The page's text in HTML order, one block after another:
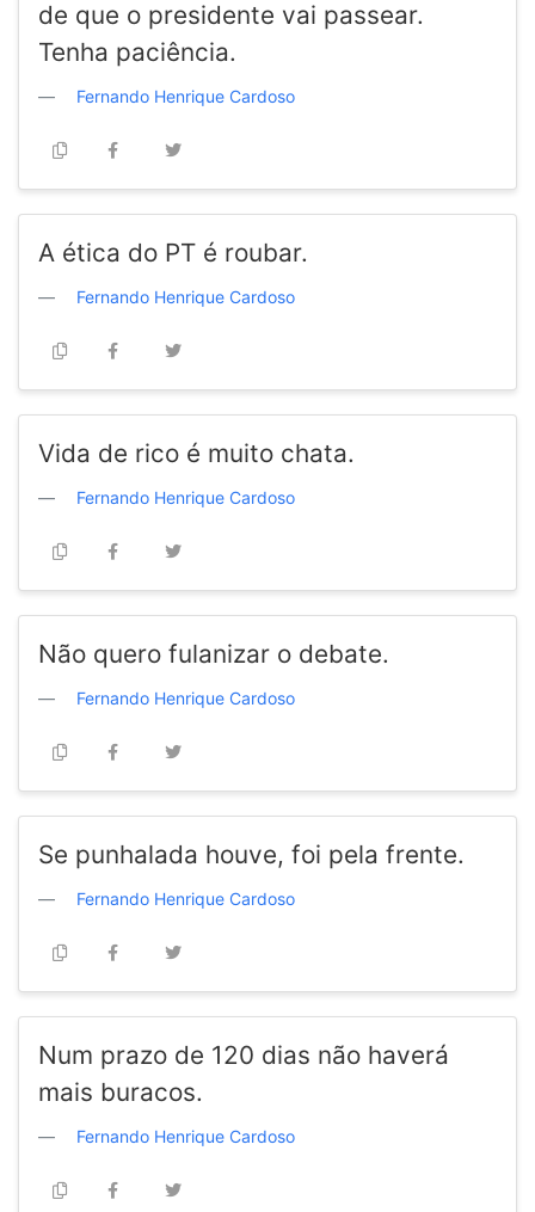
de que o presidente vai passear.
Tenha paciência.
Fernando Henrique Cardoso
A ética do PT é roubar.
Fernando Henrique Cardoso
Vida de rico é muito chata.
Fernando Henrique Cardoso
Não quero fulanizar o debate.
Fernando Henrique Cardoso
Se punhalada houve, foi pela frente.
Fernando Henrique Cardoso
Num prazo de 120 dias não haverá
mais buracos.
Fernando Henrique Cardoso